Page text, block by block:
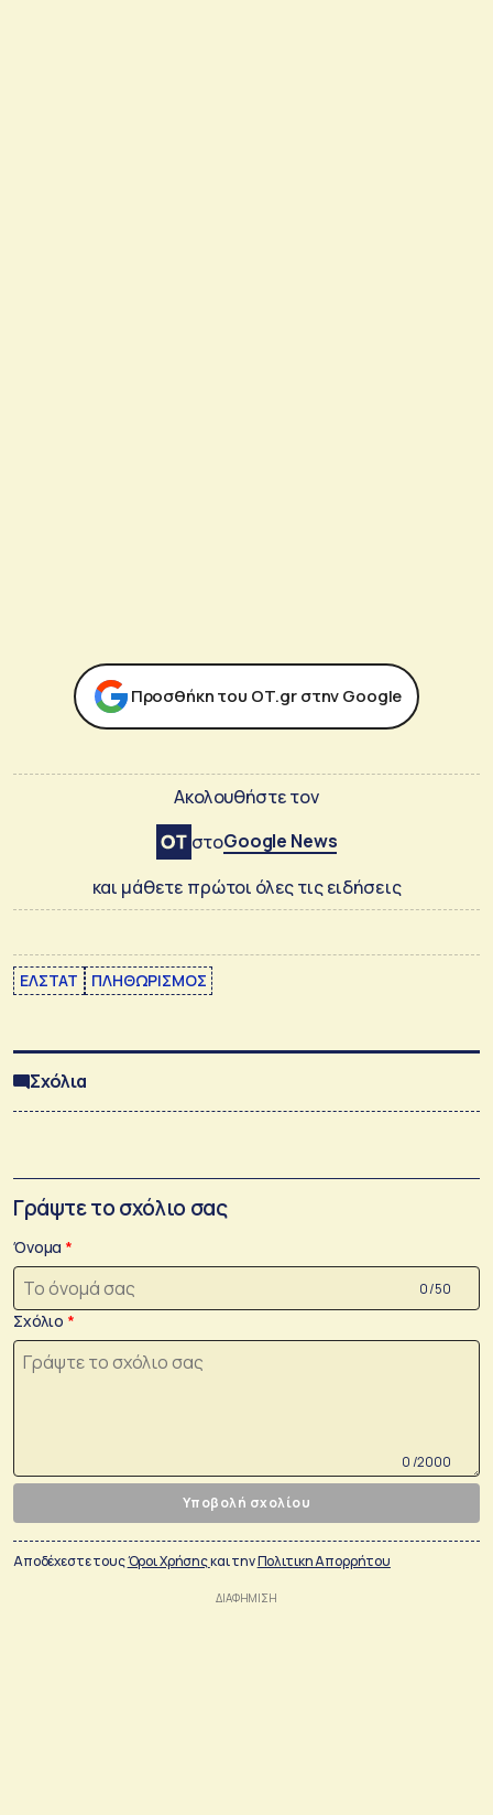
Προσθήκη του ΟΤ.gr στην Google
Ακολουθήστε τον
στοGoogle News
και μάθετε πρώτοι όλες τις ειδήσεις
ΕΛΣΤΑΤ ΠΛΗΘΩΡΙΣΜΟΣ
Σχόλια
Γράψτε το σχόλιο σας
Όνομα
0 /50
Σχόλιο
0 /2000
Υποβολή σχολίου
Αποδέχεστε τουςΌροι Χρήσηςκαι τηνΠολιτικη Απορρήτου